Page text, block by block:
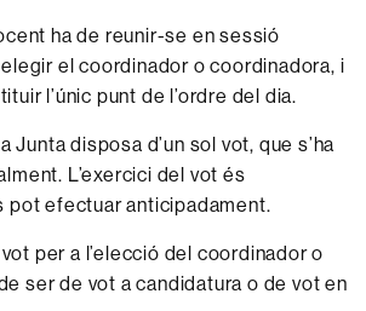
ha de reunir-se ensessió
elegir elcoordinador ocoordinadora, i
l’únic punt de l’ordre del dia.
Junta disposa d’un sol vot, que s’ha
L’exercici del vot és
potefectuaranticipadament.
vot per a l’elecció del coordinadoro
serde vot acandidatura o de vot en